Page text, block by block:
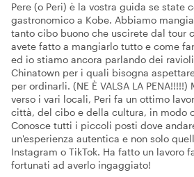
Pere (o Peri) è la vostra guida se state
gastronomico a Kobe. Abbiamo
tanto cibo buono che uscirete dal tour
avete fatto a mangiarlo tutto e come
ed io stiamo ancora parlando dei
Chinatown per i quali bisogna
per ordinarli. (NE È VALSA LA
verso i vari locali, Peri fa un ottimo
città, del cibo e della cultura, in modo
Conosce tutti i piccoli posti dove
un'esperienza autentica e non solo
Instagram o TikTok. Ha fatto un lavoro
fortunati ad averlo ingaggiato!